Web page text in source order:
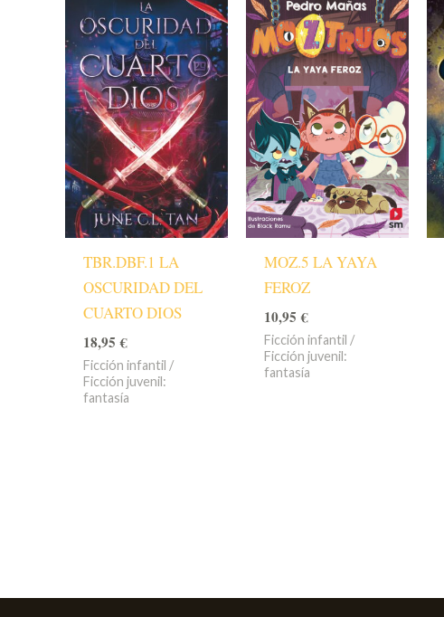
TBR.DBF.1 LA
OSCURIDAD DEL
CUARTO DIOS
18,95€
Ficción infantil /
Ficción juvenil:
fantasía
MOZ.5 LA YAYA
FEROZ
10,95€
Ficción infantil /
Ficción juvenil:
fantasía